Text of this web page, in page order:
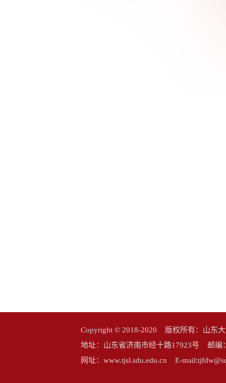
Copyright © 2018-2020 版权所有：山东
地址：山东省济南市经十路17923号 邮
网址：www.tjsl.sdu.edu.cn E-